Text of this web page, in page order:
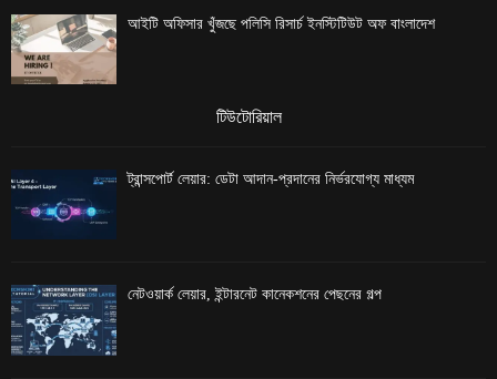
আইটি অফিসার খুঁজছে পলিসি রিসার্চ ইনস্টিটিউট অফ বাংলাদেশ
টিউটোরিয়াল
ট্রান্সপোর্ট লেয়ার: ডেটা আদান-প্রদানের নির্ভরযোগ্য মাধ্যম
নেটওয়ার্ক লেয়ার, ইন্টারনেট কানেকশনের পেছনের গল্প